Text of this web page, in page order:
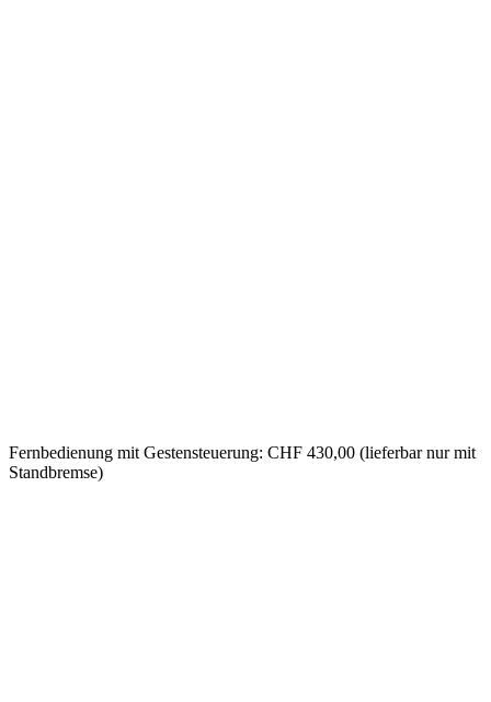
Fernbedienung mit Gestensteuerung: CHF 430,00 (lieferbar nur mit
Standbremse)